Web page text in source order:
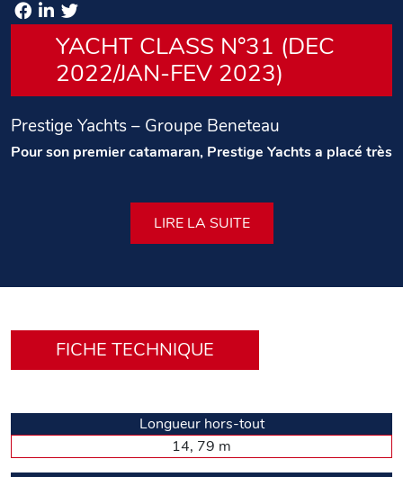
YACHT CLASS N°31 (DEC
2022/JAN-FEV 2023)
Prestige Yachts – Groupe Beneteau
Pour son premier catamaran, Prestige Yachts a placé très
un espace commun sur le pont principal plus que
séduisant. Ajoutons à cela des aménagements extérieurs
premiers essais durant le printemps de cette année, il aura
dû patienter jusqu’aux premiers jours de septembre avant
de tracer son « double sillage » et nous les premiers jours
Beaulieu-sur-Mer par une ambiance automnale du Sud, à
savoir ensoleillée et très douce. Immobile, cul à quai, le M48
symbolise tout à fait le catamaran avec un design extérieur
qu’il doit à Camillo Garroni. On peut même le soupçonner
LIRE LA SUITE
FICHE TECHNIQUE
Longueur hors-tout
14, 79 m